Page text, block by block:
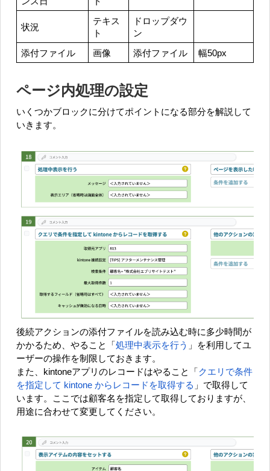
状況
テキス
ト
ドロップダウ
ン
添付ファイル 画像 添付ファイル 幅50px
ページ内処理の設定
いくつかブロックに分けてポイントになる部分を解説して
いきます。
後続アクションの添付ファイルを読み込む時に多少時間が
かかるため、やること「 処理中表示を行う 」を利用してユ
ーザーの操作を制限しておきます。
また、kintoneアプリのレコードはやること「 クエリで条件
を指定して kintone からレコードを取得する 」で取得して
います。ここでは顧客名を指定して取得しておりますが、
用途に合わせて変更してください。